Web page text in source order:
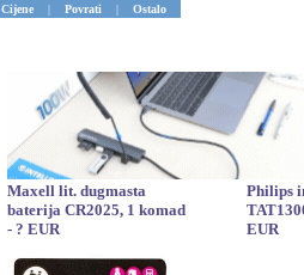
Cijene | Povrati | Ostalo
Maxell lit. dugmasta
baterija CR2025, 1 komad
- ? EUR
Philips
EUR